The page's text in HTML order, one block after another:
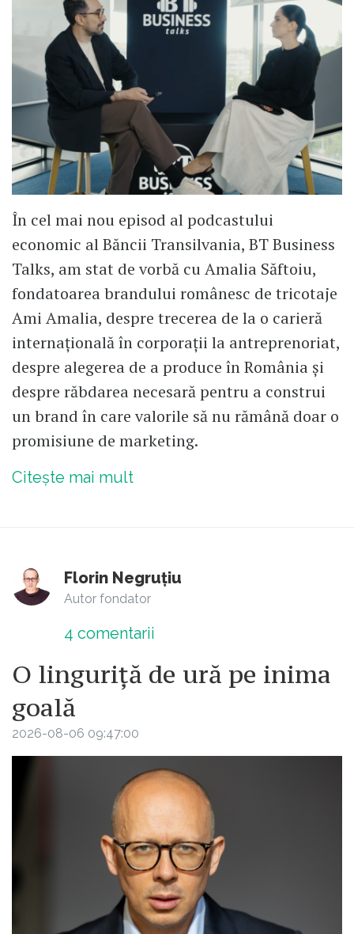
În cel mai nou episod al podcastului
economic al Băncii Transilvania, BT Business
Talks, am stat de vorbă cu Amalia Săftoiu,
fondatoarea brandului românesc de tricotaje
Ami Amalia, despre trecerea de la o carieră
internațională în corporații la antreprenoriat,
despre alegerea de a produce în România și
despre răbdarea necesară pentru a construi
un brand în care valorile să nu rămână doar o
promisiune de marketing.
Citește mai mult
Florin Negruțiu
Autor fondator
4 comentarii
O linguriță de ură pe inima
goală
2026-08-06 09:47:00